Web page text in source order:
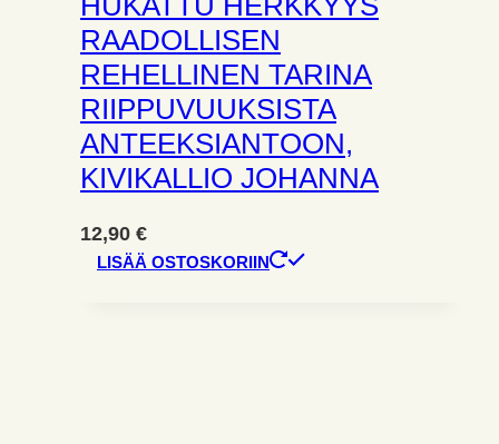
RAADOLLISEN
REHELLINEN TARINA
RIIPPUVUUKSISTA
ANTEEKSIANTOON,
KIVIKALLIO JOHANNA
12,90 €
LISÄÄ OSTOSKORIIN